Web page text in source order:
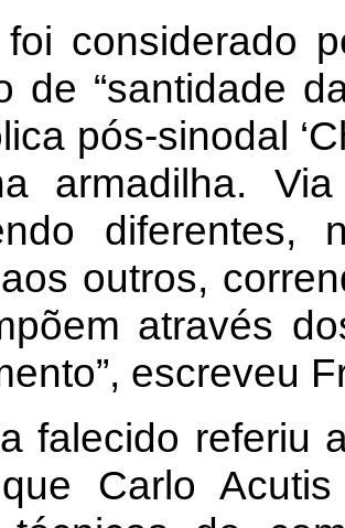
considerado
de “santidade
pós-sinodal
armadilha.
outros,
através
escreveu
falecido referiu
Carlo